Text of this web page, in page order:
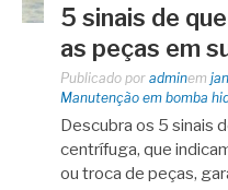
5 sinais de
as peças em
Publicado por adminem
Manutenção em bomba
Descubra os 5 sinais
centrífuga, que
ou troca de peças,